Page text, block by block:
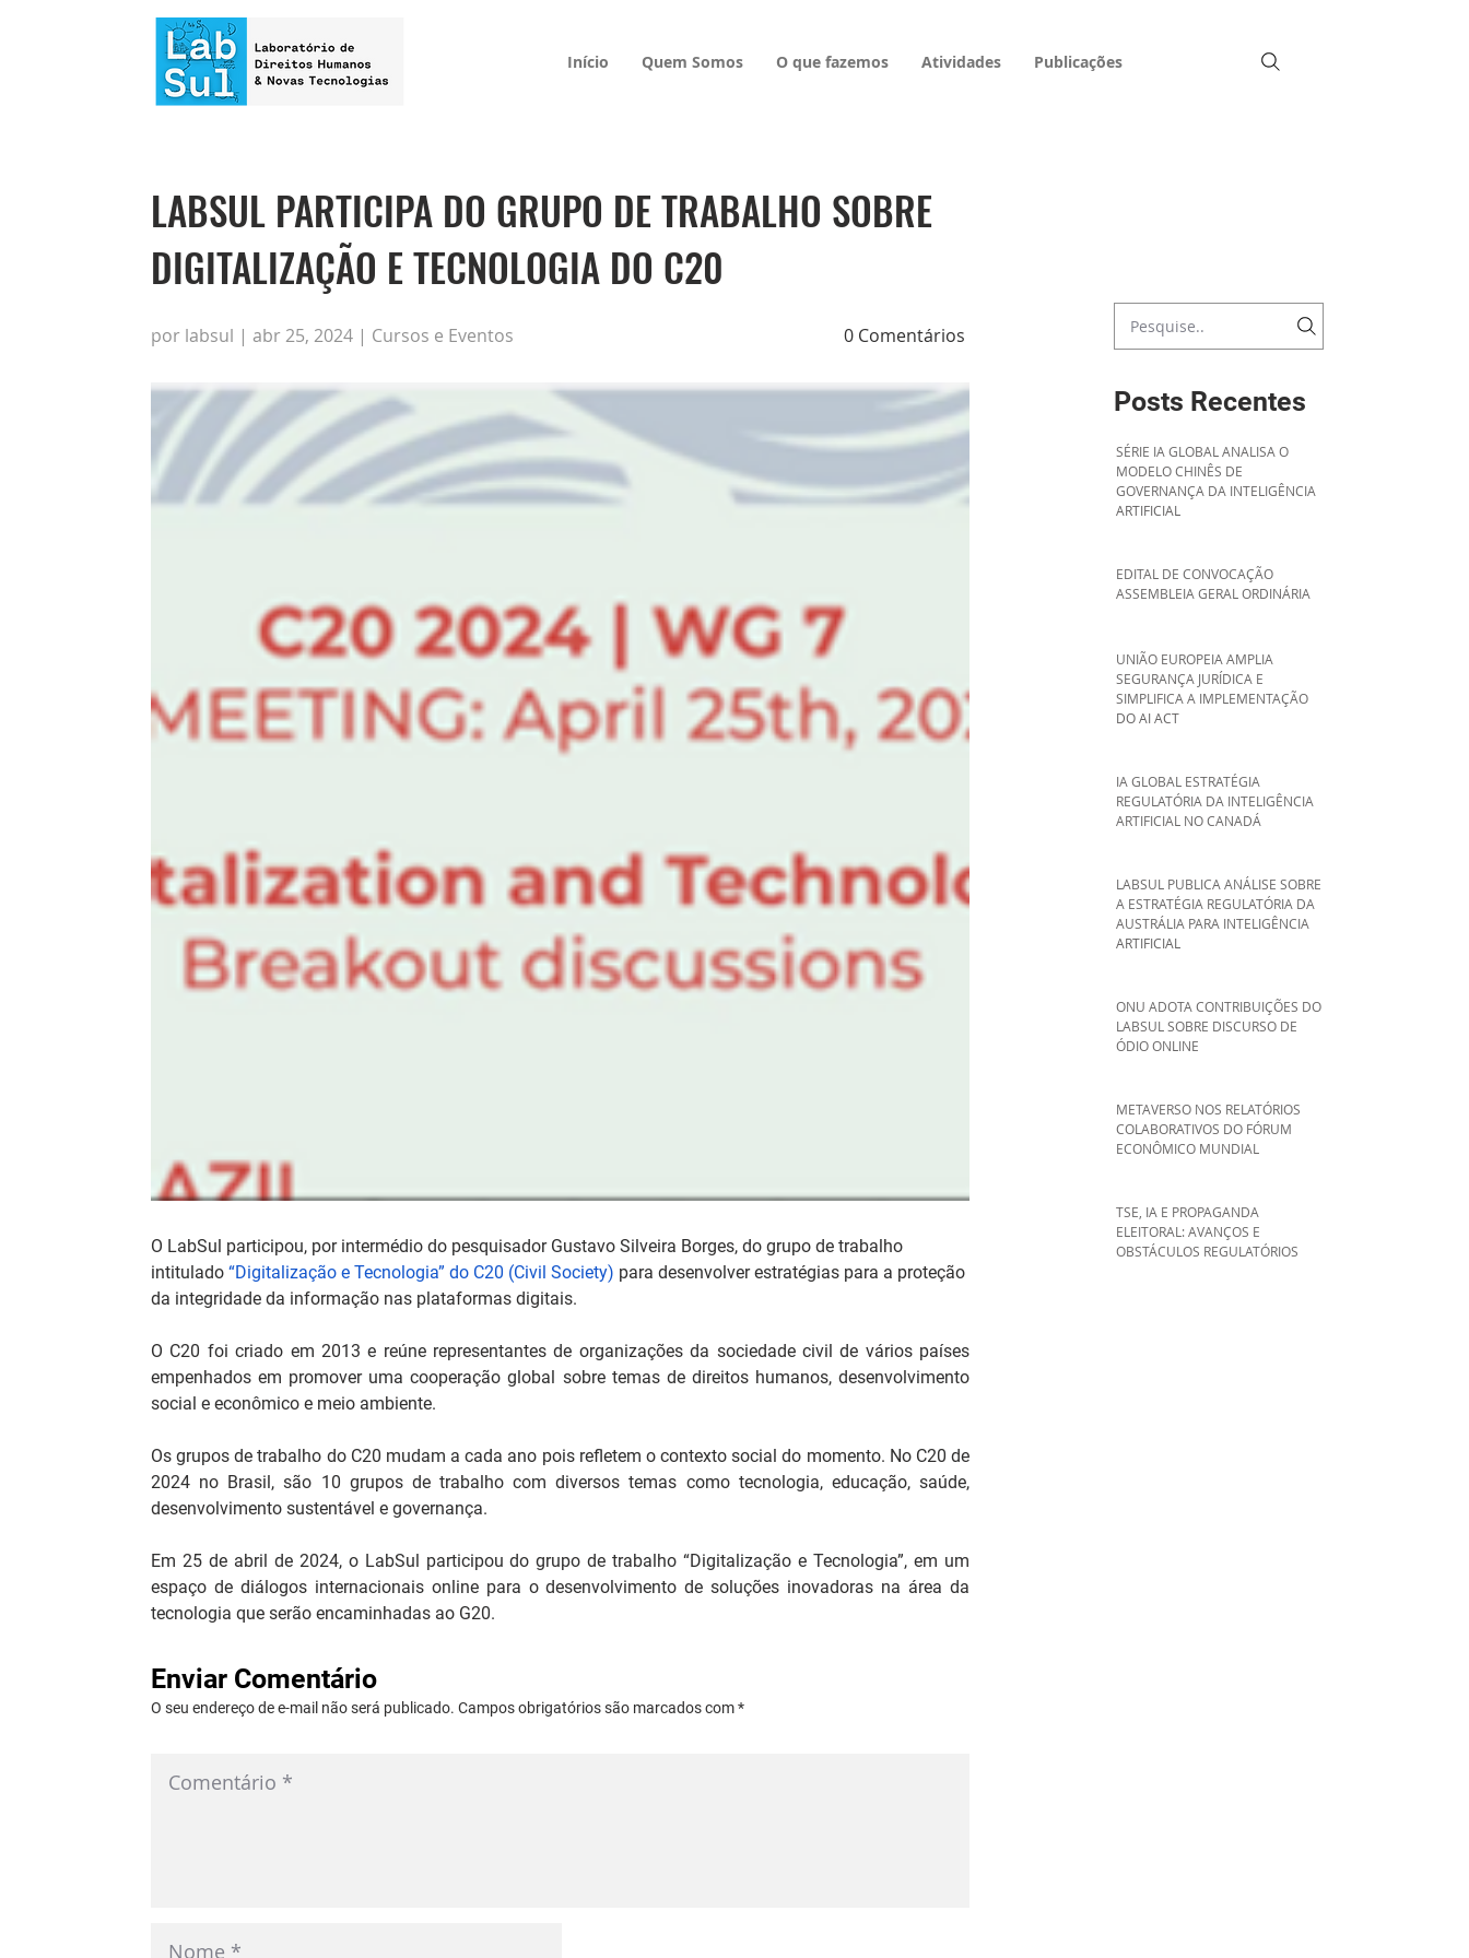
Início Quem Somos O que fazemos Atividades Publicações
LABSUL PARTICIPA DO GRUPO DE TRABALHO SOBRE
DIGITALIZAÇÃO E TECNOLOGIA DO C20
por labsul | abr 25, 2024 | Cursos e Eventos 0 Comentários
O LabSul participou, por intermédio do pesquisador Gustavo Silveira Borges, do grupo de trabalho
intitulado “Digitalização e Tecnologia” do C20 (Civil Society) para desenvolver estratégias para a proteção
da integridade da informação nas plataformas digitais.
O C20 foi criado em 2013 e reúne representantes de organizações da sociedade civil de vários países
empenhados em promover uma cooperação global sobre temas de direitos humanos, desenvolvimento
social e econômico e meio ambiente.
Os grupos de trabalho do C20 mudam a cada ano pois refletem o contexto social do momento. No C20 de
2024 no Brasil, são 10 grupos de trabalho com diversos temas como tecnologia, educação, saúde,
desenvolvimento sustentável e governança.
Em 25 de abril de 2024, o LabSul participou do grupo de trabalho “Digitalização e Tecnologia”, em um
espaço de diálogos internacionais online para o desenvolvimento de soluções inovadoras na área da
tecnologia que serão encaminhadas ao G20.
Enviar Comentário
O seu endereço de e-mail não será publicado. Campos obrigatórios são marcados com *
Posts Recentes
SÉRIE IA GLOBAL ANALISA O
MODELO CHINÊS DE
GOVERNANÇA DA INTELIGÊNCIA
ARTIFICIAL
EDITAL DE CONVOCAÇÃO
ASSEMBLEIA GERAL ORDINÁRIA
UNIÃO EUROPEIA AMPLIA
SEGURANÇA JURÍDICA E
SIMPLIFICA A IMPLEMENTAÇÃO
DO AI ACT
IA GLOBAL ESTRATÉGIA
REGULATÓRIA DA INTELIGÊNCIA
ARTIFICIAL NO CANADÁ
LABSUL PUBLICA ANÁLISE SOBRE
A ESTRATÉGIA REGULATÓRIA DA
AUSTRÁLIA PARA INTELIGÊNCIA
ARTIFICIAL
ONU ADOTA CONTRIBUIÇÕES DO
LABSUL SOBRE DISCURSO DE
ÓDIO ONLINE
METAVERSO NOS RELATÓRIOS
COLABORATIVOS DO FÓRUM
ECONÔMICO MUNDIAL
TSE, IA E PROPAGANDA
ELEITORAL: AVANÇOS E
OBSTÁCULOS REGULATÓRIOS